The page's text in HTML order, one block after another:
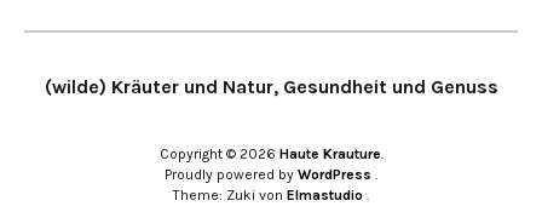
(wilde) Kräuter und Natur, Gesundheit und Genuss
Copyright © 2026 Haute Krauture
Proudly powered by WordPress
Theme: Zuki von Elmastudio